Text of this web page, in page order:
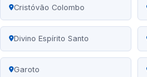
Cristóvão Colombo
Divino Espírito Santo
Garoto